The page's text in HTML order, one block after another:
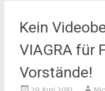
Kein
VIAGRA für
Vorstände!